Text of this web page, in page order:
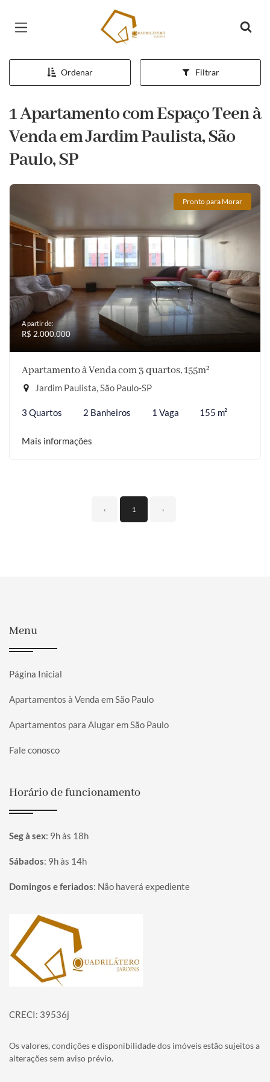
Página inicial
Ordenar Filtrar
1 Apartamento com Espaço Teen à
Venda em Jardim Paulista, São
Paulo, SP
Pronto para Morar
A partir de:
R$ 2.000.000
Apartamento à Venda com 3 quartos, 155m²
Jardim Paulista, São Paulo-SP
3 Quartos 2 Banheiros 1 Vaga 155 m²
Mais informações
‹ 1 ›
Menu
Página Inicial
Apartamentos à Venda em São Paulo
Apartamentos para Alugar em São Paulo
Fale conosco
Horário de funcionamento
Seg à sex: 9h às 18h
Sábados: 9h às 14h
Domingos e feriados: Não haverá expediente
Página inicial
CRECI: 39536j
Os valores, condições e disponibilidade dos imóveis estão sujeitos a
alterações sem aviso prévio.